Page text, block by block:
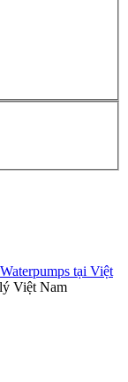
tại Việt
Việt Nam